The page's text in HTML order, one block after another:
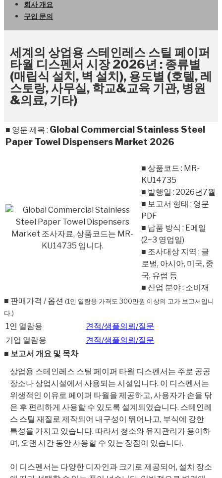
회사 개요
구입 문의
세계의 상업용 스테인레스 스틸 페이퍼
타월 디스펜서 시장 2026년 : 종류별
(매립식 설치, 벽 설치), 용도별 (호텔, 레
스토랑, 사무실, 학교&교육 기관, 병원
&의료, 기타)
■ 영문 제목 : Global Commercial Stainless Steel
Paper Towel Dispensers Market 2026
■ 상품코드 : MR-
KU14735
■ 발행일 : 2026년7월
■ 보고서 형태 : 영문
PDF
■ 납품 방식 : E메일
(2~3 영업일)
■ 조사대상 지역 : 글
로벌, 아시아, 미국, 중
국, 유럽 등
■ 산업 분야 : 소비재
■ 판매가격 / 옵션 (1인 열람용 가격도 300만원 이상의 고가 보고서입니
다.)
1인 열람용
견적/샘플의뢰/질문
기업 열람용
견적/샘플의뢰/질문
■ 보고서 개요 및 목차
상업용 스테인레스 스틸 페이퍼 타월 디스펜서는 주로 공공
장소나 상업시설에서 사용되는 시설입니다. 이 디스펜서는
위생적인 이유로 페이퍼 타월을 제공하고, 사용자가 손을 닦
은 후 편리하게 사용할 수 있도록 설계되었습니다. 스테인레
스 스틸 재질로 제작되어 내구성이 뛰어나고, 부식에 강한
특성을 가지고 있습니다. 따라서 청소와 유지관리가 용이하
며, 오랜 시간 동안 사용할 수 있는 장점이 있습니다.
이 디스펜서는 다양한 디자인과 크기로 제공되어, 설치 장소